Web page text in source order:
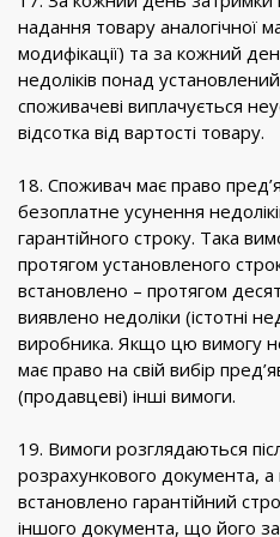
надання товару аналогічної
модифікації) та за кожний
недоліків понад
споживачеві виплачується
відсотка від вартості товару.
18. Споживач має право
безоплатне усунення
гарантійного строку. Така
протягом установленого
встановлено – протягом
виявлено недоліки (істотні
виробника. Якщо цю вимогу
має право на свій вибір
(продавцеві) інші вимоги.
19. Вимоги розглядаються
розрахункового документа, а
встановлено гарантійний
іншого документа, що його